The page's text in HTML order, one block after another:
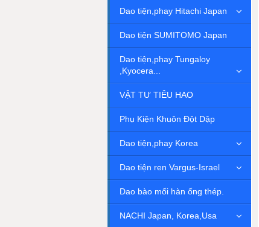
Dao tiện,phay Hitachi Japan
Dao tiện SUMITOMO Japan
Dao tiện,phay Tungaloy
,Kyocera...
VẬT TƯ TIÊU HAO
Phụ Kiện Khuôn Đột Dập
Dao tiện,phay Korea
Dao tiện ren Vargus-Israel
Dao bào mối hàn ống thép.
NACHI Japan, Korea,Usa